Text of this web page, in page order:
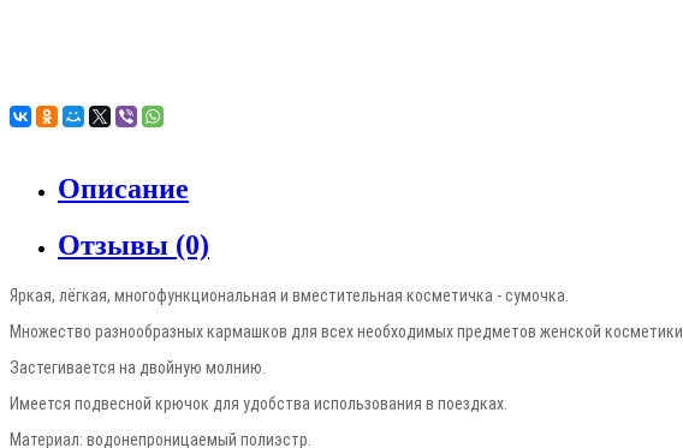
Описание
Отзывы (0)
Яркая, лёгкая, многофункциональная и вместительная косметичка - сумочка.
Множество разнообразных кармашков для всех необходимых предметов женской косметики.
Застегивается на двойную молнию.
Имеется подвесной крючок для удобства использования в поездках.
Материал: водонепроницаемый полиэстр.